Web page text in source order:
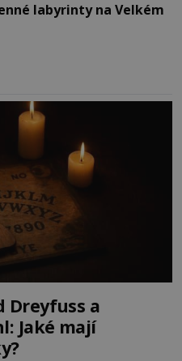
labyrinty na Velkém
Dreyfuss a
Jaké mají